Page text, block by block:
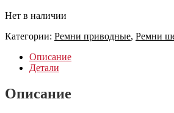
Нет в наличии
Категории: Ремни приводные, Ремни
Описание
Детали
Описание